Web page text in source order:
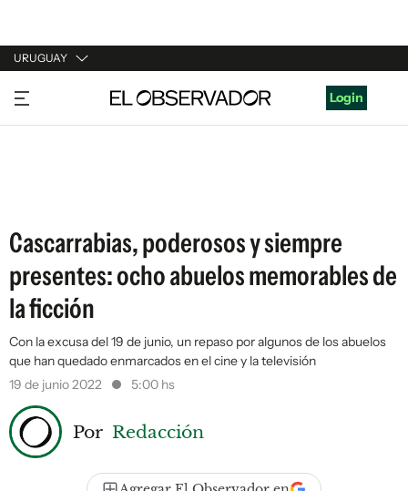
URUGUAY
URUGUAY
ARGENTINA
Login
Cascarrabias, poderosos y siempre
presentes: ocho abuelos memorables de
la ficción
Con la excusa del 19 de junio, un repaso por algunos de los abuelos
que han quedado enmarcados en el cine y la televisión
19 de junio 2022
5:00 hs
Por Redacción